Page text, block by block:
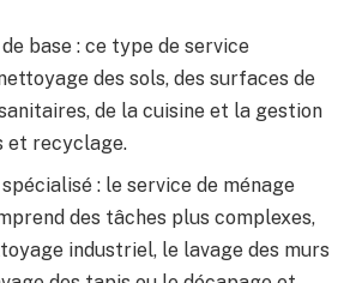
base : ce type de service
des sols, des surfaces de
de la cuisine et la gestion
et recyclage.
: le service de ménage
des tâches plus complexes,
industriel, le lavage des murs